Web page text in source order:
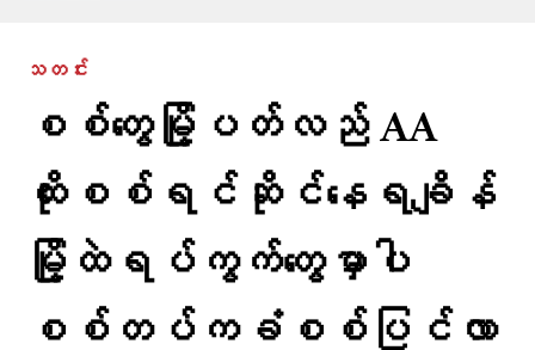
သတင်း
စစ်တွေမြို့ပတ်လည် AA
ထိုးစစ်ရင်ဆိုင်နေရချိန်
မြို့ထဲရပ်ကွက်တွေမှာပါ